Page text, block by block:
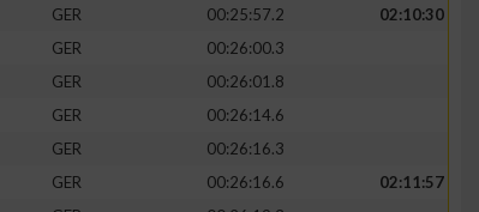
GER 00:25:57.2
02:10:30
GER
00:26:00.3
GER
00:26:01.8
GER
00:26:14.6
GER
00:26:16.3
GER 00:26:16.6
02:11:57